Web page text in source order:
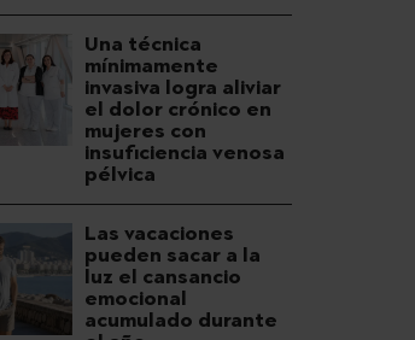
Una técnica
mínimamente
invasiva logra aliviar
el dolor crónico en
mujeres con
insuficiencia venosa
pélvica
Las vacaciones
pueden sacar a la
luz el cansancio
emocional
acumulado durante